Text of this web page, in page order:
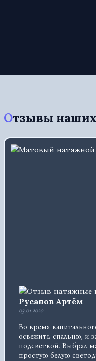
Отзывы
Русанов Артём
03.01.2020
Во время
освежить спальню, и
подсветкой. Выбрал
простую белую